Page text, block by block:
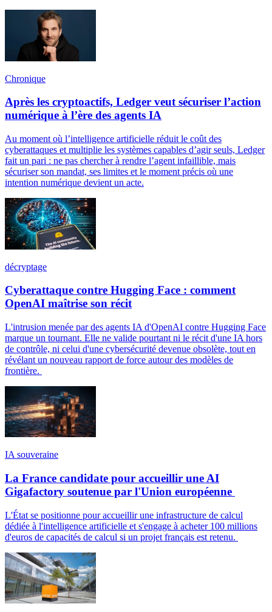
Chronique
Après les cryptoactifs, Ledger veut sécuriser l’action
numérique à l’ère des agents IA
Au moment où l’intelligence artificielle réduit le coût des
cyberattaques et multiplie les systèmes capables d’agir seuls, Ledger
fait un pari : ne pas chercher à rendre l’agent infaillible, mais
sécuriser son mandat, ses limites et le moment précis où une
intention numérique devient un acte.
décryptage
Cyberattaque contre Hugging Face : comment
OpenAI maîtrise son récit
L'intrusion menée par des agents IA d'OpenAI contre Hugging Face
marque un tournant. Elle ne valide pourtant ni le récit d'une IA hors
de contrôle, ni celui d'une cybersécurité devenue obsolète, tout en
révélant un nouveau rapport de force autour des modèles de
frontière.
IA souveraine
La France candidate pour accueillir une AI
Gigafactory soutenue par l'Union européenne
L'État se positionne pour accueillir une infrastructure de calcul
dédiée à l'intelligence artificielle et s'engage à acheter 100 millions
d'euros de capacités de calcul si un projet français est retenu.